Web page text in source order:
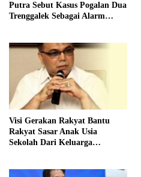
Putra Sebut Kasus Pogalan Dua
Trenggalek Sebagai Alarm
Visi Gerakan Rakyat Bantu
Rakyat Sasar Anak Usia
Sekolah Dari Keluarga